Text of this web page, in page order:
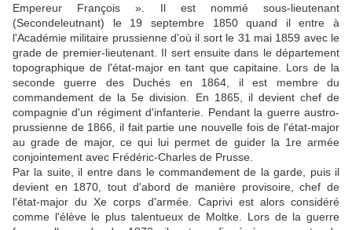
Empereur François ». Il est nommé sous-lieutenant
(Secondeleutnant) le 19 septembre 1850 quand il entre à
l'Académie militaire prussienne d'où il sort le 31 mai 1859 avec le
grade de premier-lieutenant. Il sert ensuite dans le département
topographique de l'état-major en tant que capitaine. Lors de la
seconde guerre des Duchés en 1864, il est membre du
commandement de la 5e division. En 1865, il devient chef de
compagnie d'un régiment d'infanterie. Pendant la guerre austro-
prussienne de 1866, il fait partie une nouvelle fois de l'état-major
au grade de major, ce qui lui permet de guider la 1re armée
conjointement avec Frédéric-Charles de Prusse.
Par la suite, il entre dans le commandement de la garde, puis il
devient en 1870, tout d'abord de manière provisoire, chef de
l'état-major du Xe corps d'armée. Caprivi est alors considéré
comme l'élève le plus talentueux de Moltke. Lors de la guerre